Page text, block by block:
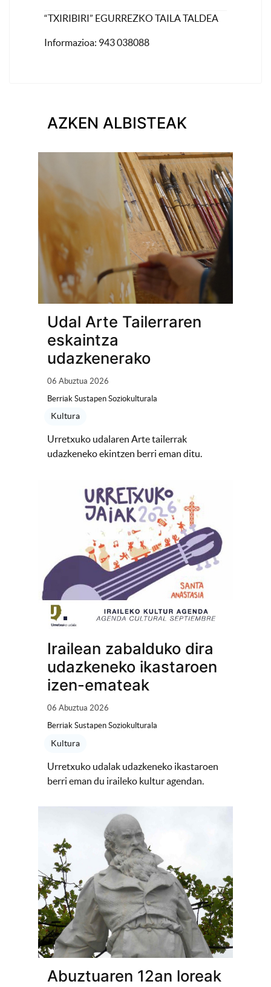
“TXIRIBIRI” EGURREZKO TAILA TALDEA
Informazioa: 943 038088
AZKEN ALBISTEAK
Udal Arte Tailerraren
eskaintza
udazkenerako
06 Abuztua 2026
Berriak Sustapen Soziokulturala
Kultura
Urretxuko udalaren Arte tailerrak
udazkeneko ekintzen berri eman ditu.
Irailean zabalduko dira
udazkeneko ikastaroen
izen-emateak
06 Abuztua 2026
Berriak Sustapen Soziokulturala
Kultura
Urretxuko udalak udazkeneko ikastaroen
berri eman du iraileko kultur agendan.
Abuztuaren 12an loreak